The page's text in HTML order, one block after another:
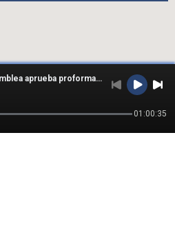
01 de diciembre - Asamblea aprueba proforma presupuestaria 2026
01:00:35
reservados.